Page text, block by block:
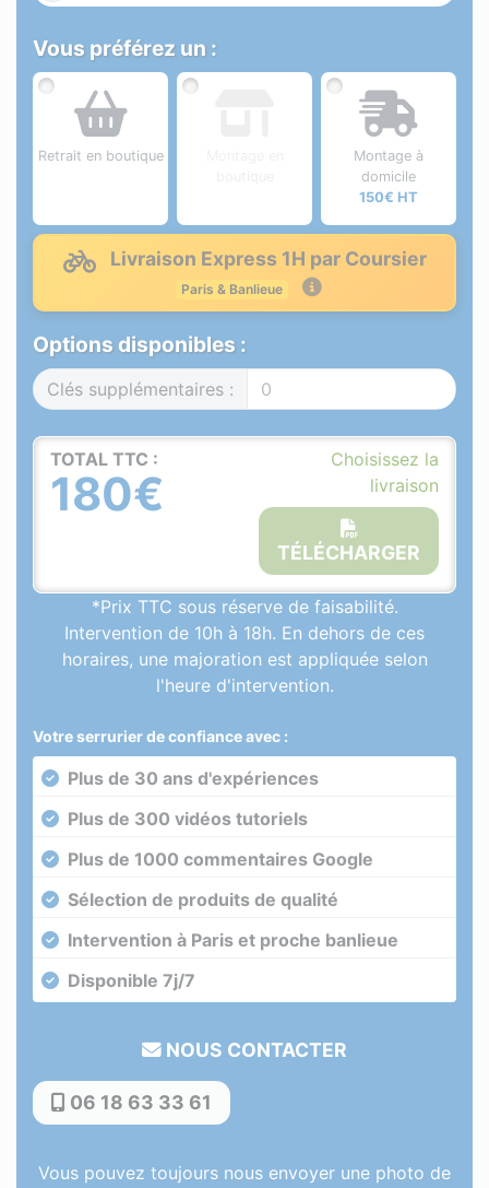
Vous préférez un :
Retrait en boutique
Montage à
domicile
150€ HT
Livraison Express 1H par Coursier
Paris & Banlieue
Options disponibles :
Clés supplémentaires :
TOTAL TTC :
180€
Choisissez la
livraison
TÉLÉCHARGER
*Prix TTC sous réserve de faisabilité.
Intervention de 10h à 18h. En dehors de ces
horaires, une majoration est appliquée selon
l'heure d'intervention.
Votre serrurier de confiance avec :
Plus de 30 ans d'expériences
Plus de 300 vidéos tutoriels
Plus de 1000 commentaires Google
Sélection de produits de qualité
Intervention à Paris et proche banlieue
Disponible 7j/7
NOUS CONTACTER
06 18 63 33 61
Vous pouvez toujours nous envoyer une photo de